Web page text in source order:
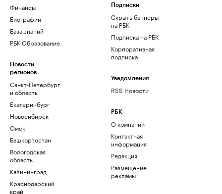
Финансы
Биографии
База знаний
РБК Образование
Новости
регионов
Санкт-Петербург
и область
Екатеринбург
Новосибирск
Омск
Башкортостан
Вологодская
область
Калининград
Краснодарский
край
Подписки
Скрыть баннеры
на РБК
Подписка на РБК
Корпоративная
подписка
Уведомления
RSS Новости
РБК
О компании
Контактная
информация
Редакция
Размещение
рекламы